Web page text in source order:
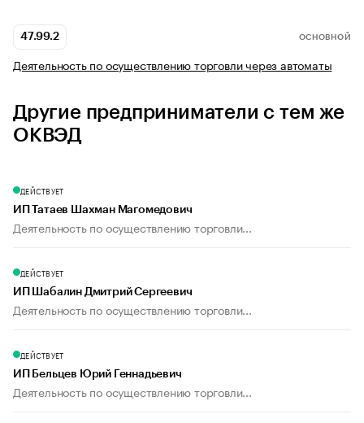
47.99.2 ОСНОВНОЙ
Деятельность по осуществлению торговли через автоматы
Другие предприниматели с тем же
ОКВЭД
ДЕЙСТВУЕТ
ИП Татаев Шахман Магомедович
Деятельность по осуществлению торговли...
ДЕЙСТВУЕТ
ИП Шабалин Дмитрий Сергеевич
Деятельность по осуществлению торговли...
ДЕЙСТВУЕТ
ИП Бельцев Юрий Геннадьевич
Деятельность по осуществлению торговли...